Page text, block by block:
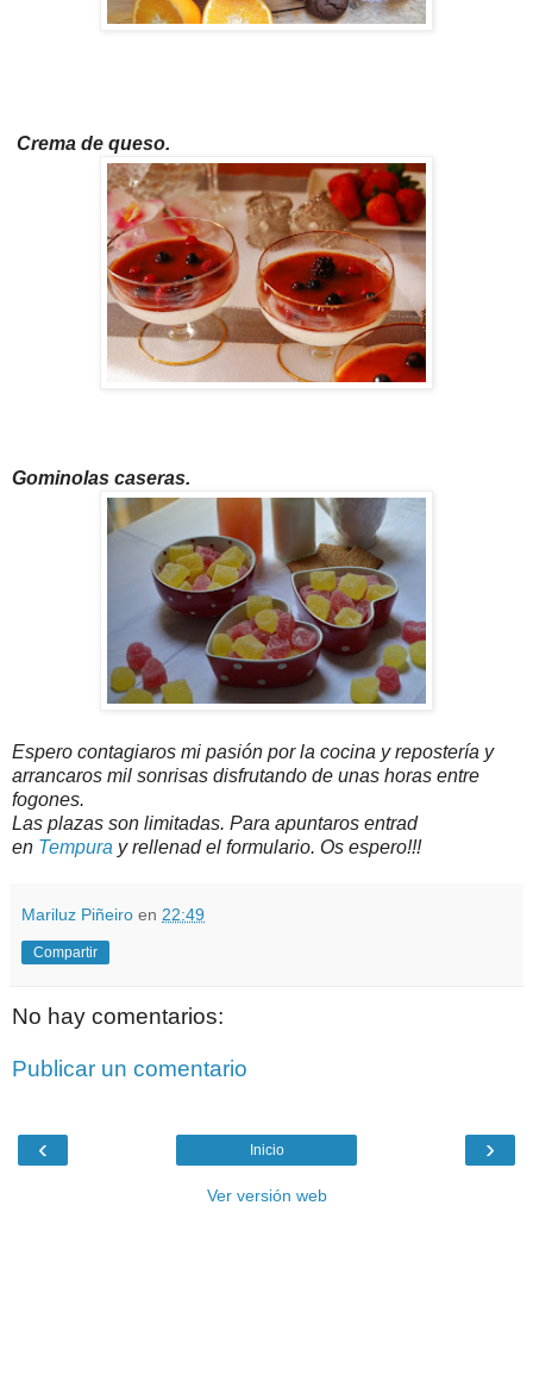
Crema de queso.
Gominolas caseras.
Espero contagiaros mi pasión por la cocina y repostería y
arrancaros mil sonrisas disfrutando de unas horas entre
fogones.
Las plazas son limitadas. Para apuntaros entrad
en Tempura y rellenad el formulario. Os espero!!!
Mariluz Piñeiro en 22:49
Compartir
No hay comentarios:
Publicar un comentario
‹ ›
Inicio
Ver versión web